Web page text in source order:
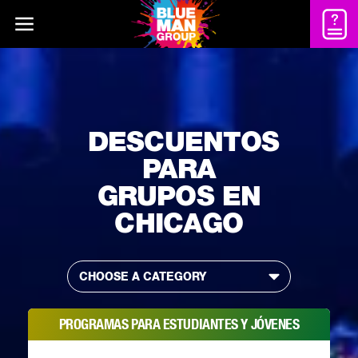
DESCUENTOS
PARA
GRUPOS EN
CHICAGO
CHOOSE A CATEGORY
PROGRAMAS PARA ESTUDIANTES Y JÓVENES